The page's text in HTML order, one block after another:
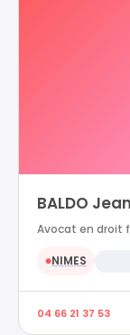
BALDO
Avocat en droit
●NIMES
04 66 21 37 53